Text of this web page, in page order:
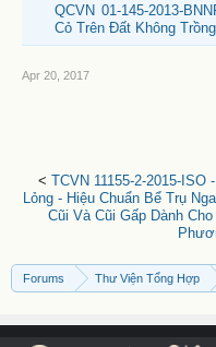
QCVN 01-145-2013-
Cỏ Trên Đất Không
Apr 20, 2017
< TCVN 11155-2-2015-ISO
Lỏng - Hiệu Chuẩn Bể Trụ
Cũi Và Cũi Gấp Dành
Forums Thư Viện Tổng Hợp